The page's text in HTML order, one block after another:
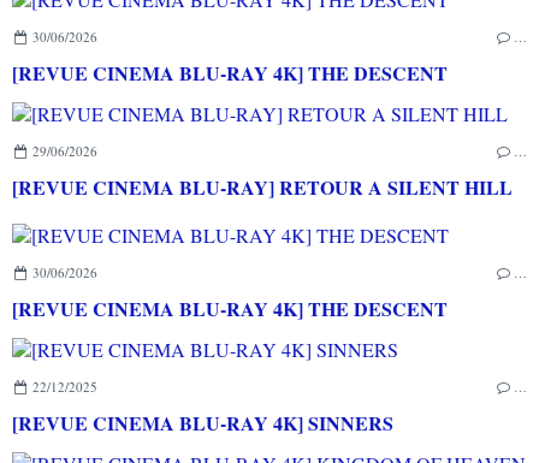
30/06/2026 …
[REVUE CINEMA BLU-RAY 4K] THE DESCENT
29/06/2026 …
[REVUE CINEMA BLU-RAY] RETOUR A SILENT HILL
30/06/2026 …
[REVUE CINEMA BLU-RAY 4K] THE DESCENT
22/12/2025 …
[REVUE CINEMA BLU-RAY 4K] SINNERS